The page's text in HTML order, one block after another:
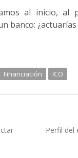
al inicio, al
banco: ¿actuarías
Financiación ICO
Next
Perfil del